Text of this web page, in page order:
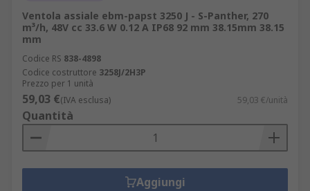
Ventola assiale ebm-papst 3250 J - S-Panther, 270
m³/h, 48V cc 33.6 W 0.12 A IP68 92 mm 38.15mm 38.15
mm
Codice RS 838-4898
Codice costruttore 3258J/2H3P
Prezzo per 1 unità
59,03 €(IVA esclusa) 59,03 €/unità
Quantità
Aggiungi